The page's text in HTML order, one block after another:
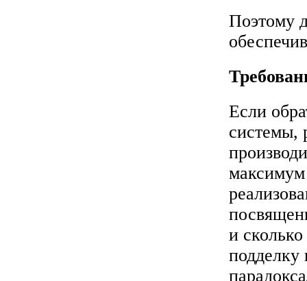
Поэтому
Если
системы,
максимум
и
подделку